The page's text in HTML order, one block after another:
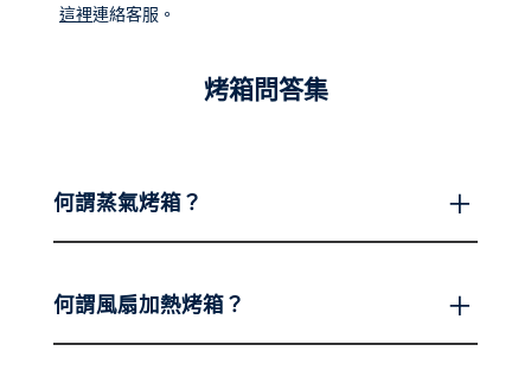
這裡連絡客服。
烤箱問答集
何謂蒸氣烤箱？
何謂風扇加熱烤箱？